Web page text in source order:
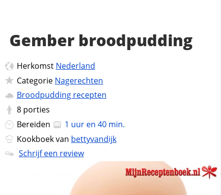
Gember broodpudding
Herkomst Nederland
Categorie Nagerechten
Broodpudding recepten
8 porties
Bereiden
1 uur en 40 min.
Kookboek van bettyvandijk
Schrijf een review